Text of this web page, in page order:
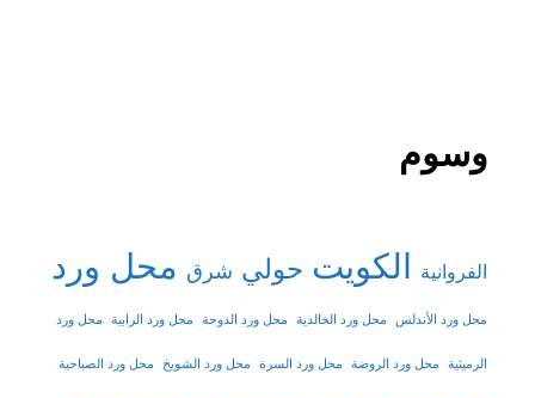
وسوم
الفروانية الكويت حولي شرق محل ورد
محل ورد الأندلس محل ورد الخالدية محل ورد الدوحة محل ورد الرابية محل ورد
الرميثية محل ورد الروضة محل ورد السرة محل ورد الشويخ محل ورد الصباحية